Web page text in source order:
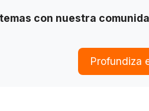
con nuestra
Profundiza